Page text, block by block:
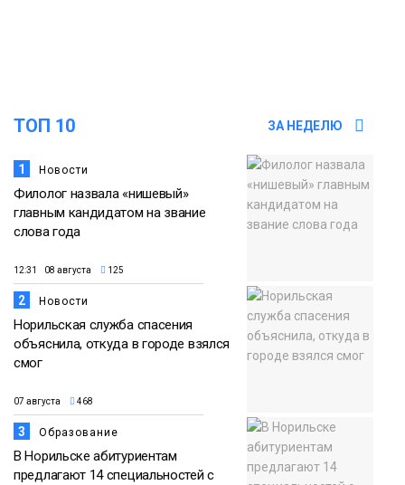
ТОП 10 ЗА НЕДЕЛЮ
1 Новости
Филолог назвала «нишевый»
главным кандидатом на звание
слова года
12:31 08 августа 125
2 Новости
Норильская служба спасения
объяснила, откуда в городе взялся
смог
07 августа 468
3 Образование
В Норильске абитуриентам
предлагают 14 специальностей с